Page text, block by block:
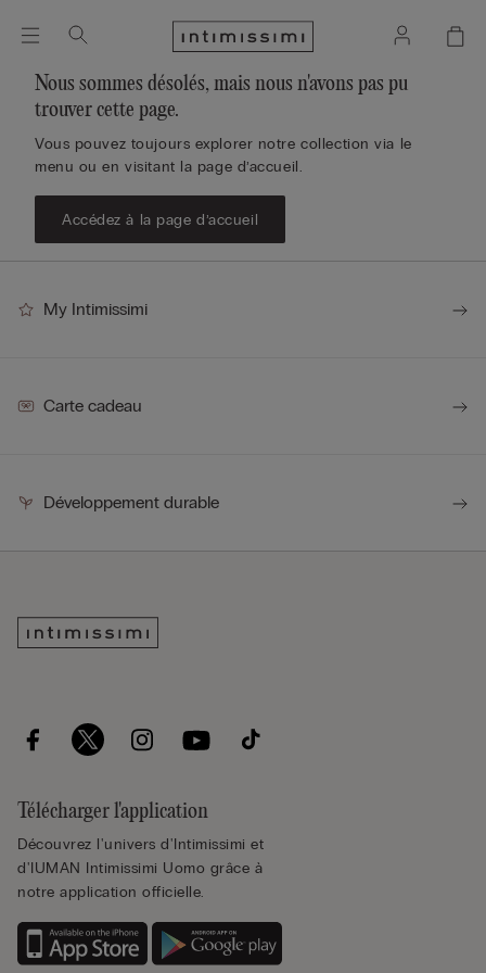
Nous sommes désolés, mais nous n'avons pas pu
trouver cette page.
Vous pouvez toujours explorer notre collection via le
menu ou en visitant la page d’accueil.
Accédez à la page d’accueil
My Intimissimi
Carte cadeau
Développement durable
Télécharger l'application
Découvrez l'univers d'Intimissimi et
d'IUMAN Intimissimi Uomo grâce à
notre application officielle.